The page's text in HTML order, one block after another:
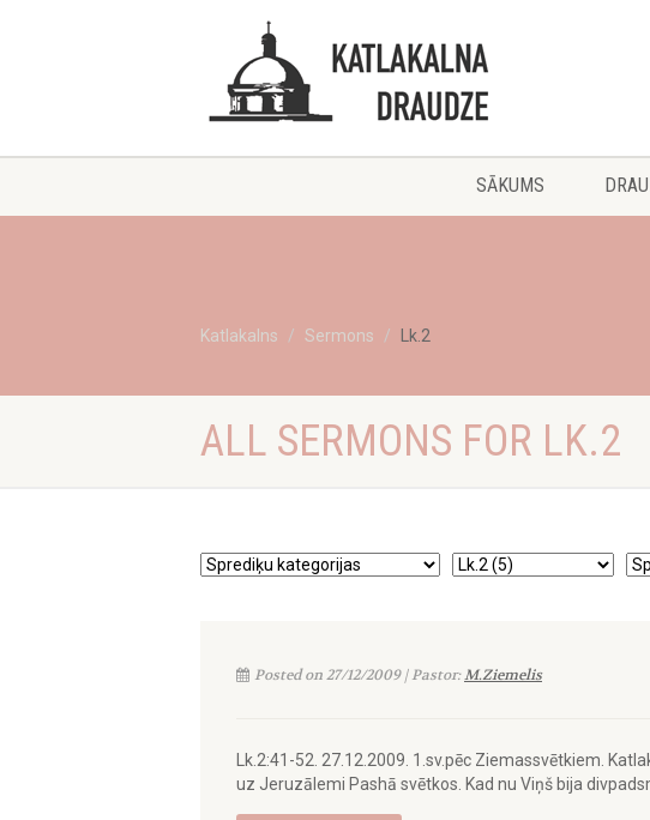
SĀKUMS
Katlakalns Sermons Lk.2
ALL SERMONS FOR LK.2
Posted on 27/12/2009 | Pastor:M.Ziemelis
Lk.2:41-52. 27.12.2009. 1.sv.pēc Ziemassvētkiem.
uz Jeruzālemi Pashā svētkos. Kad nu Viņš bija